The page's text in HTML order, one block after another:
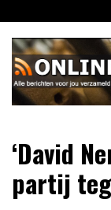
naar
inhoud
Online
verzameld
‘David
partij